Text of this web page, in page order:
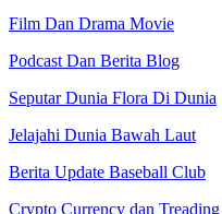
Film Dan Drama Movie
Podcast Dan Berita Blog
Seputar Dunia Flora Di Dunia
Jelajahi Dunia Bawah Laut
Berita Update Baseball Club
Crypto Currency dan Treading